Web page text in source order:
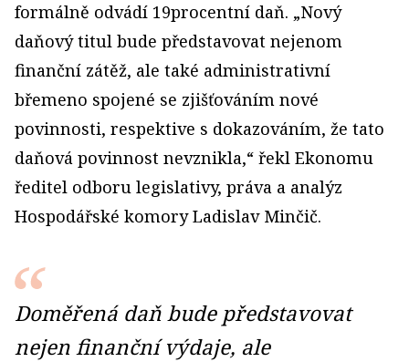
formálně odvádí 19procentní daň. „Nový
daňový titul bude představovat nejenom
finanční zátěž, ale také administrativní
břemeno spojené se zjišťováním nové
povinnosti, respektive s dokazováním, že tato
daňová povinnost nevznikla,“ řekl Ekonomu
ředitel odboru legislativy, práva a analýz
Hospodářské komory Ladislav Minčič.
Doměřená daň bude představovat
nejen finanční výdaje, ale